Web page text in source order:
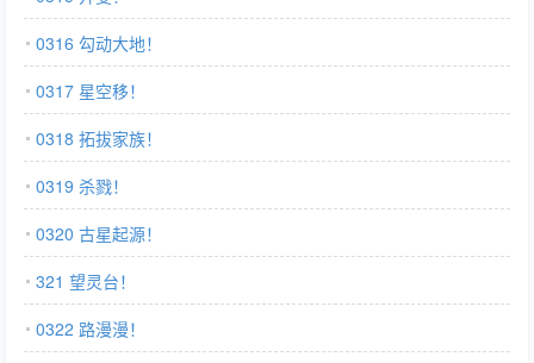
0316 勾动大地！
0317 星空移！
0318 拓拔家族！
0319 杀戮！
0320 古星起源！
321 望灵台！
0322 路漫漫！